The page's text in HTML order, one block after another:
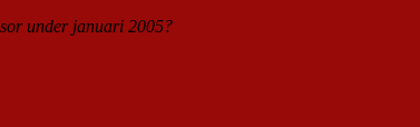
under januari 2005?